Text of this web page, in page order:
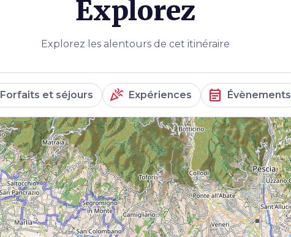
Explorez
Explorez les alentours de cet itinéraire
Forfaits et séjours celebration Expériences event_note Évènements